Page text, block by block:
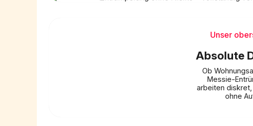
Unser
Absolute
Ob
Messie-
arbeiten
ohne